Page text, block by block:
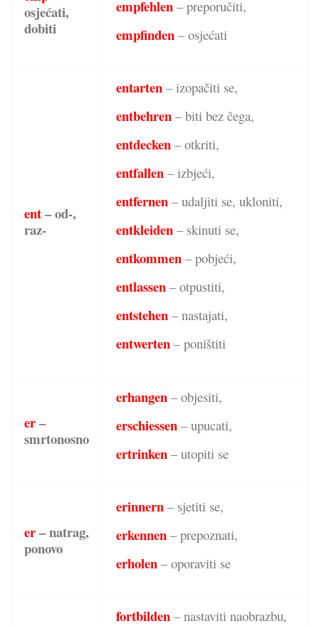
osjećati,
dobiti
empfehlen – preporučiti,
empfinden – osjećati
ent– od-,
raz-
entarten – izopačiti se,
entbehren – biti bez čega,
entdecken – otkriti,
entfallen – izbjeći,
entfernen – udaljiti se, ukloniti,
entkleiden – skinuti se,
entkommen – pobjeći,
entlassen – otpustiti,
entstehen – nastajati,
entwerten – poništiti
er–
smrtonosno
erhangen – objesiti,
erschiessen – upucati,
ertrinken – utopiti se
er– natrag,
ponovo
erinnern – sjetiti se,
erkennen – prepoznati,
erholen – oporaviti se
fortbilden – nastaviti naobrazbu,